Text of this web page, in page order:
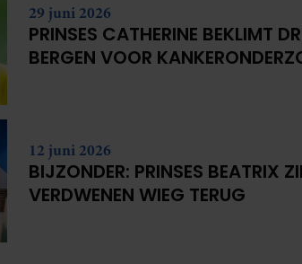
29 juni 2026
PRINSES CATHERINE BEKLIMT
BERGEN VOOR
12 juni 2026
BIJZONDER: PRINSES BEATRIX
VERDWENEN WIEG TERUG